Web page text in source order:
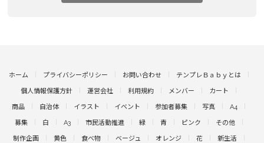
ホーム プライバシーポリシー お問い合わせ テンプレＢａｂｙとは
個人情報保護方針 運営会社 利用規約 メンバー カート
商品 自治体 イラスト イベント 参加者募集 写真 A4
募集 白 A3 市民活動推進 緑 青 ピンク その他
制作企画 黄色 食べ物 ベージュ オレンジ 花 新生活